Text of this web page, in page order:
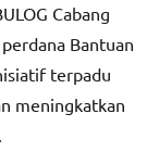
Cabang
Bantuan
terpadu
meningkatkan